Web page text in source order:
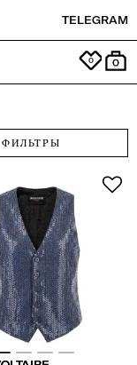
TELEGRAM
0
ФИЛЬТРЫ